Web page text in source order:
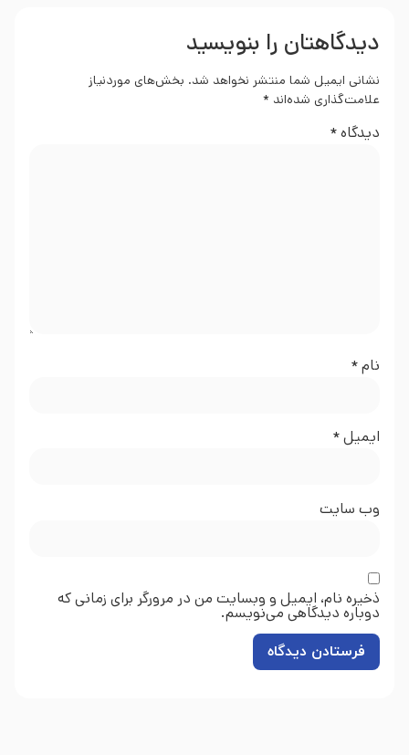
دیدگاهتان را بنویسید
نشانی ایمیل شما منتشر نخواهد شد. بخش‌های موردنیاز
علامت‌گذاری شده‌اند *
دیدگاه*
نام*
ایمیل*
وب‌ سایت
ذخیره نام، ایمیل و وبسایت من در مرورگر برای زمانی که
دوباره دیدگاهی می‌نویسم.